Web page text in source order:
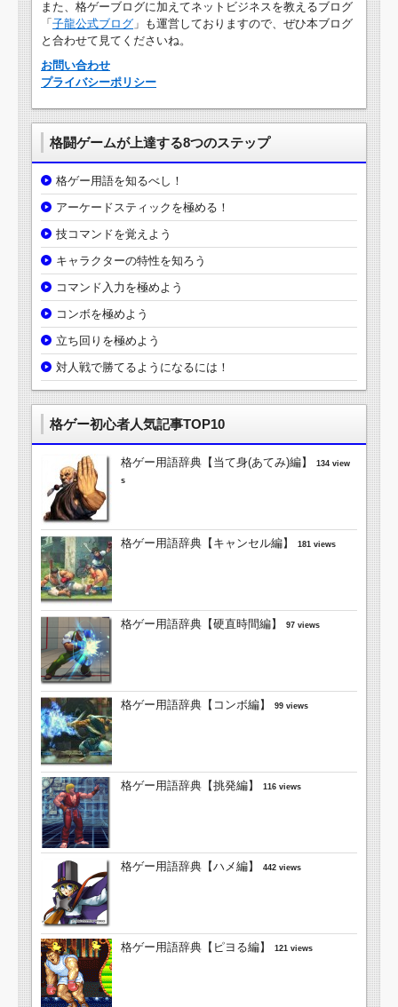
また、格ゲーブログに加えてネットビジネスを教えるブログ
「子龍公式ブログ 」も運営しておりますので、ぜひ本ブログ
と合わせて見てくださいね。
お問い合わせ
プライバシーポリシー
格闘ゲームが上達する8つのステップ
格ゲー用語を知るべし！
アーケードスティックを極める！
技コマンドを覚えよう
キャラクターの特性を知ろう
コマンド入力を極めよう
コンボを極めよう
立ち回りを極めよう
対人戦で勝てるようになるには！
格ゲー初心者人気記事TOP10
格ゲー用語辞典【当て身(あてみ)編】
134 view
s
格ゲー用語辞典【キャンセル編】 181 views
格ゲー用語辞典【硬直時間編】 97 views
格ゲー用語辞典【コンボ編】 99 views
格ゲー用語辞典【挑発編】 116 views
格ゲー用語辞典【ハメ編】 442 views
格ゲー用語辞典【ピヨる編】 121 views